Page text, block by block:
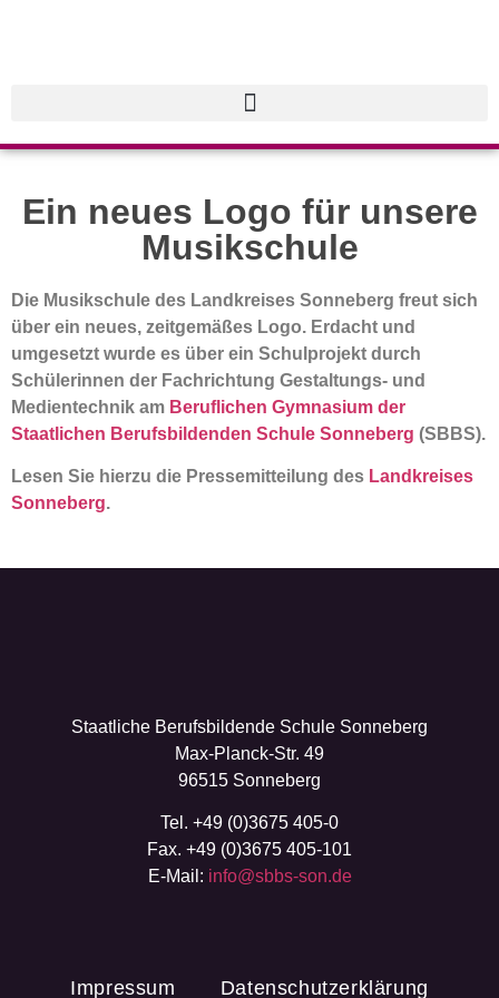
Ein neues Logo für unsere
Musikschule
Die Musikschule des Landkreises Sonneberg freut sich
über ein neues, zeitgemäßes Logo. Erdacht und
umgesetzt wurde es über ein Schulprojekt durch
Schülerinnen der Fachrichtung Gestaltungs- und
Medientechnik am Beruflichen Gymnasium der
Staatlichen Berufsbildenden Schule Sonneberg (SBBS).
Lesen Sie hierzu die Pressemitteilung des Landkreises
Sonneberg.
Staatliche Berufsbildende Schule Sonneberg
Max-Planck-Str. 49
96515 Sonneberg
Tel. +49 (0)3675 405-0
Fax. +49 (0)3675 405-101
E-Mail: info@sbbs-son.de
Impressum Datenschutzerklärung